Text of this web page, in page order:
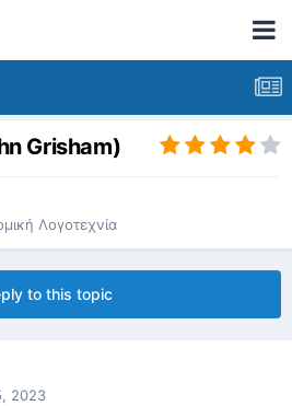
Grisham)
Λογοτεχνία
to this topic
2023